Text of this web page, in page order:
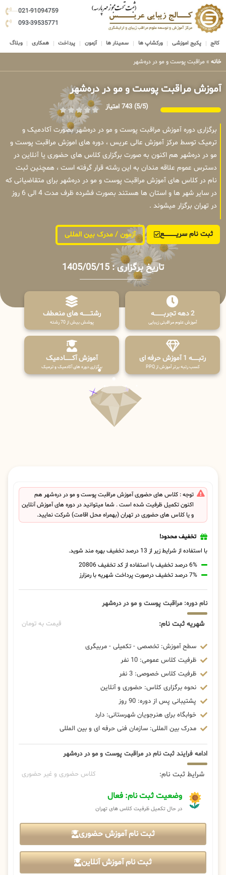
021-91094759
093-39535771
کالج پکیج اموزشی ورکشاپ ها سمینار ها آزمون پرداخت همکاری وبلاگ
خانه » مراقبت پوست و مو در دره‌شهر
آموزش مراقبت پوست و مو در دره‌شهر
(5/5) 743 امتیاز
برگزاری دوره آموزش مراقبت پوست و مو در دره‌شهر بصورت آکادمیک و
ترمیک توسط مرکز آموزش عالی عریس ، دوره های اموزش مراقبت پوست و
مو در دره‌شهر هم اکنون به صورت برگزاری کلاس های حضوری یا آنلاین در
دسترس عموم علاقه مندان به این رشته قرار گرفته است ، همچنین ثبت
نام در کلاس های آموزش مراقبت پوست و مو در دره‌شهر برای متقاضیانی که
در سایر شهر ها و استان ها هستند بصورت فشرده ظرف مدت 4 الی 6 روز
در تهران برگزار میشوند .
ثبت نام سریــــــــــــع آزمون / مدرک بین المللی
تاریخ برگزاری : 1405/05/15
2 دهه تجربـــــــــه
آموزش علوم مراقبتی زیبایی
رشتـــــــه های منعطف
پوشش بیش از 70 رشته
رتبــــــه 1 آموزش حرفه ای
کسب رتبه برتر آموزش از PPQ
آموزش آکـــــــادمیک
برگزاری دوره های آکادمیک و ترمیک
توجه : کلاس های حضوری آموزش مراقبت پوست و مو در دره‌شهر هم
اکنون تکمیل ظرفیت شده است . شما میتوانید در دوره های آموزش آنلاین
و یا کلاس های حضوری در تهران (بهمراه محل اقامت) شرکت نمایید.
تخفیف محدود!
با استفاده از شرایط زیر از 13 درصد تخفیف بهره مند شوید.
6% درصد تخفیف با استفاده از کد تخفیف 20806
7% درصد تخفیف درصورت پرداخت شهریه با رمزارز
نام دوره: مراقبت پوست و مو در دره‌شهر
شهریه ثبت نام: قیمت به تومان
سطح آموزش: تخصصی - تکمیلی - مربیگری
ظرفیت کلاس عمومی: 10 نفر
ظرفیت کلاس خصوصی: 3 نفر
نحوه برگزاری کلاس: حضوری و آنلاین
پشتیبانی پس از دوره: 90 روز
خوابگاه برای هنرجویان شهرستانی: دارد
مدرک بین المللی: سازمان فنی حرفه ای و بین المللی
ادامه فرایند ثبت نام در مراقبت پوست و مو در دره‌شهر
شرایط ثبت نام: کلاس حضوری و غیر حضوری
وضعیت ثبت نام: فعال
در حال تکمیل ظرفیت کلاس های تهران
ثبت نام آموزش حضوری
ثبت نام آموزش آنلاین